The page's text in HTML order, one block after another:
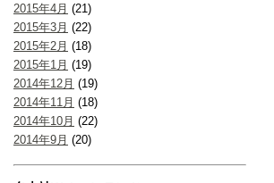
2015年4月 (21)
2015年3月 (22)
2015年2月 (18)
2015年1月 (19)
2014年12月 (19)
2014年11月 (18)
2014年10月 (22)
2014年9月 (20)